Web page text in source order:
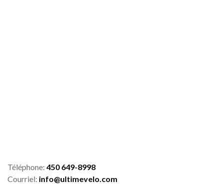
Téléphone: 450 649-8998
Courriel: info@ultimevelo.com